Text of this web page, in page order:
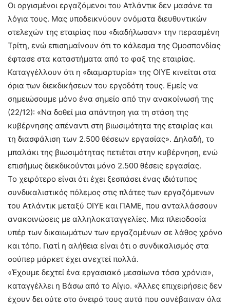
Οι οργισμένοι εργαζόμενοι του Ατλάντικ δεν μασάνε τα
λόγια τους. Μας υποδεικνύουν ονόματα διευθυντικών
στελεχών της εταιρίας που «διαδήλωσαν» την περασμένη
Τρίτη, ενώ επισημαίνουν ότι το κάλεσμα της Ομοσπονδίας
έφτασε στα καταστήματα από το φαξ της εταιρίας.
Καταγγέλλουν ότι η «διαμαρτυρία» της ΟΙΥΕ κινείται στα
όρια των διεκδικήσεων του εργοδότη τους. Εμείς να
σημειώσουμε μόνο ένα σημείο από την ανακοίνωσή της
(22/12): «Να δοθεί μια απάντηση για τη στάση της
κυβέρνησης απέναντι στη βιωσιμότητα της εταιρίας και
τη διασφάλιση των 2.500 θέσεων εργασίας». Δηλαδή, το
μπαλάκι της βιωσιμότητας πετιέται στην κυβέρνηση, ενώ
επισήμως διεκδικούνται μόνο 2.500 θέσεις εργασίας.
Το χειρότερο είναι ότι έχει ξεσπάσει ένας ιδιότυπος
συνδικαλιστικός πόλεμος στις πλάτες των εργαζόμενων
του Ατλάντικ μεταξύ ΟΙΥΕ και ΠΑΜΕ, που ανταλλάσσουν
ανακοινώσεις με αλληλοκαταγγελίες. Μια πλειοδοσία
υπέρ των δικαιωμάτων των εργαζομένων σε λάθος χρόνο
και τόπο. Γιατί η αλήθεια είναι ότι ο συνδικαλισμός στα
σούπερ μάρκετ έχει ανεχτεί πολλά.
«Έχουμε δεχτεί ένα εργασιακό μεσαίωνα τόσα χρόνια»,
καταγγέλλει η Βάσω από το Αίγιο. «Άλλες επιχειρήσεις δεν
έχουν δει ούτε στο όνειρό τους αυτά που συνέβαιναν όλα